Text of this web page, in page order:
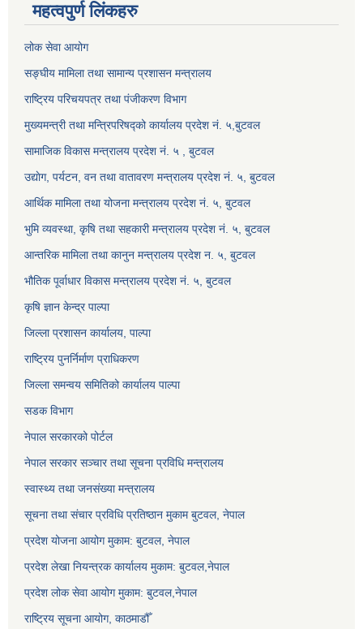
महत्वपुर्ण लिंकहरु
लोक सेवा आयोग
सङ्घीय मामिला तथा सामान्य प्रशासन मन्त्रालय
राष्ट्रिय परिचयपत्र तथा पंजीकरण विभाग
मुख्यमन्त्री तथा मन्त्रिपरिषद्को कार्यालय प्रदेश नं. ५,बुटवल
सामाजिक विकास मन्त्रालय प्रदेश नं. ५ , बुटवल
उद्याेग, पर्यटन, वन तथा वातावरण मन्त्रालय प्रदेश नं. ५, बुटवल
आर्थिक मामिला तथा योजना मन्त्रालय प्रदेश नं. ५, बुटवल
भुमि व्यवस्था, कृषि तथा सहकारी मन्त्रालय प्रदेश नं. ५, बुटवल
आन्तरिक मामिला तथा कानुन मन्त्रालय प्रदेश न. ५, बुटवल
भौतिक पूर्वाधार विकास मन्त्रालय प्रदेश नं. ५, बुटवल
कृषि ज्ञान केन्द्र पाल्पा
जिल्ला प्रशासन कार्यालय, पाल्पा
राष्ट्रिय पुनर्निर्माण प्राधिकरण
जिल्ला समन्वय समितिको कार्यालय पाल्पा
सडक विभाग
नेपाल सरकारको पोर्टल
नेपाल सरकार सञ्‍चार तथा सूचना प्रविधि मन्त्रालय
स्वास्थ्य तथा जनसंख्या मन्त्रालय
सूचना तथा संचार प्रविधि प्रतिष्ठान मुकाम बुटवल, नेपाल
प्रदेश योजना आयोग मुकाम: बुटवल, नेपाल
प्रदेश लेखा नियन्त्रक कार्यालय मुकाम: बुटवल,नेपाल
प्रदेश लोक सेवा आयोग मुकाम: बुटवल,नेपाल
राष्ट्रिय सूचना आयोग, काठमाडौँ